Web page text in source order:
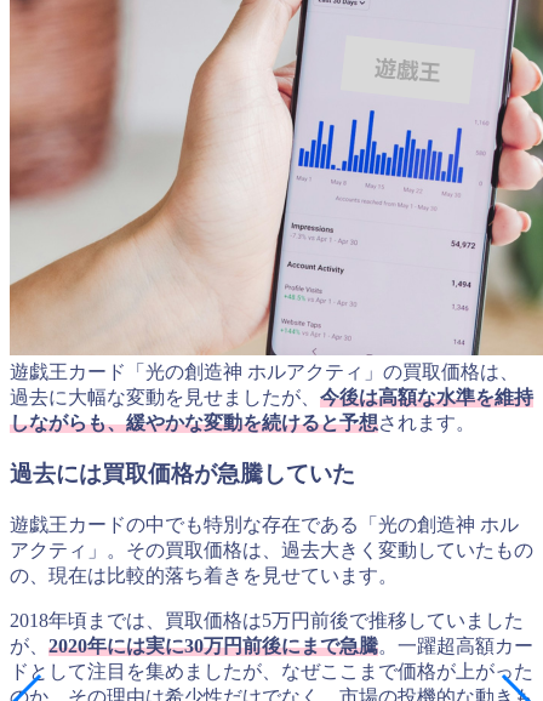
遊戯王カード「光の創造神 ホルアクティ」の買取価格は、
過去に大幅な変動を見せましたが、 今後は高額な水準を維持
しながらも、緩やかな変動を続けると予想されます。
過去には買取価格が急騰していた
遊戯王カードの中でも特別な存在である「光の創造神 ホル
アクティ」。その買取価格は、過去大きく変動していたもの
の、現在は比較的落ち着きを見せています。
2018年頃までは、買取価格は5万円前後で推移していました
が、 2020年には実に30万円前後にまで急騰。一躍超高額カー
ドとして注目を集めましたが、なぜここまで価格が上がった
のか、その理由は希少性だけでなく、市場の投機的な動きも